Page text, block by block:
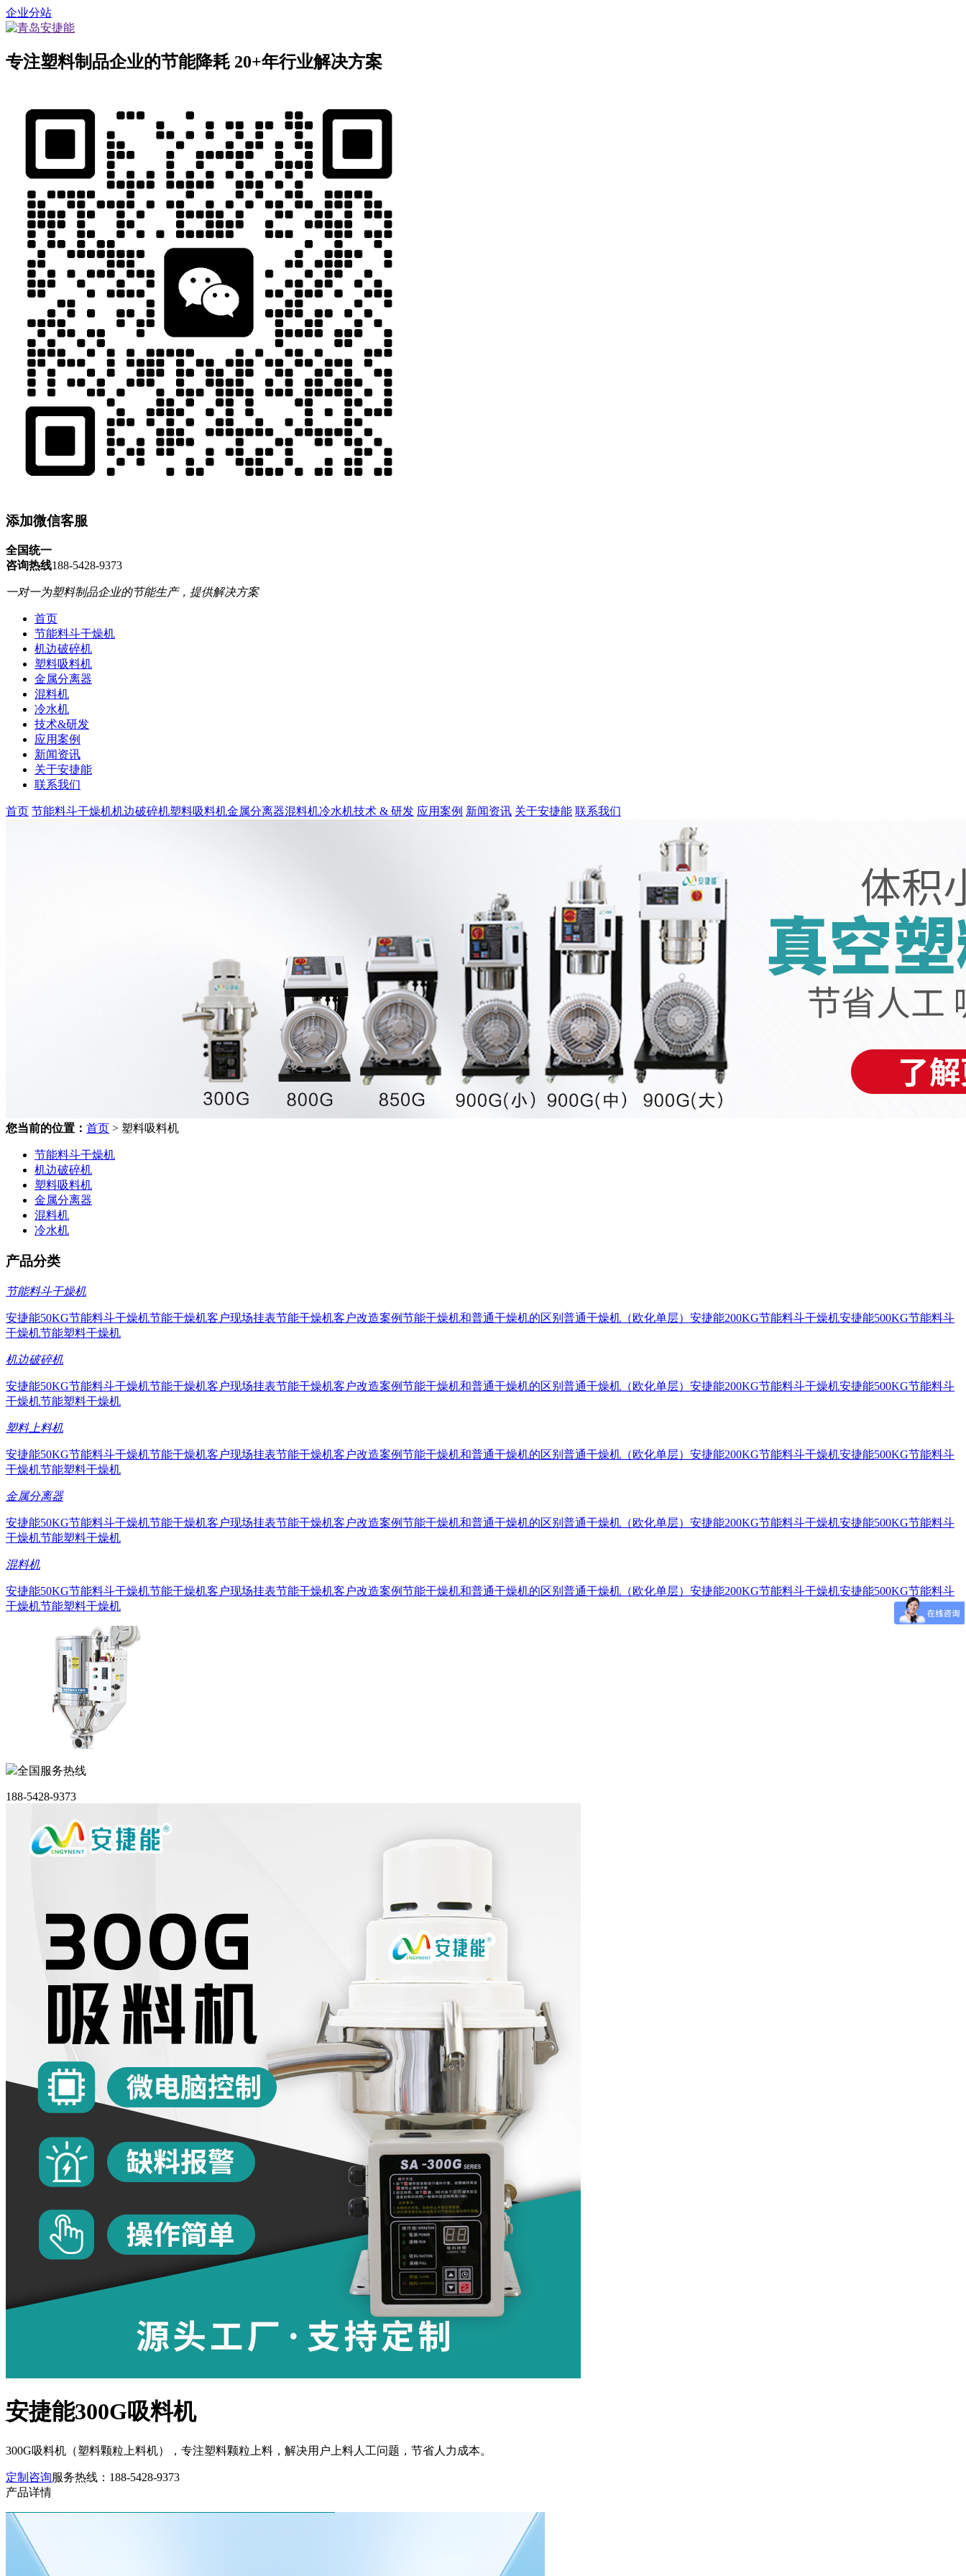
企业分站
专注塑料制品企业的节能降耗 20+年行业解决方案
添加微信客服
全国统一
咨询热线188-5428-9373
一对一为塑料制品企业的节能生产，提供解决方案
首页
节能料斗干燥机
机边破碎机
塑料吸料机
金属分离器
混料机
冷水机
技术&研发
应用案例
新闻资讯
关于安捷能
联系我们
首页 节能料斗干燥机机边破碎机塑料吸料机金属分离器混料机冷水机技术 & 研发 应用案例 新闻资讯 关于安捷能 联系我们
您当前的位置： 首页 > 塑料吸料机
节能料斗干燥机
机边破碎机
塑料吸料机
金属分离器
混料机
冷水机
产品分类
节能料斗干燥机
安捷能50KG节能料斗干燥机节能干燥机客户现场挂表节能干燥机客户改造案例节能干燥机和普通干燥机的区别 普通干燥机（欧化单层） 安捷能200KG节能料斗干燥机安捷能500KG节能料斗
干燥机节能塑料干燥机
机边破碎机
安捷能50KG节能料斗干燥机节能干燥机客户现场挂表节能干燥机客户改造案例节能干燥机和普通干燥机的区别 普通干燥机（欧化单层） 安捷能200KG节能料斗干燥机安捷能500KG节能料斗
干燥机节能塑料干燥机
塑料上料机
安捷能50KG节能料斗干燥机节能干燥机客户现场挂表节能干燥机客户改造案例节能干燥机和普通干燥机的区别 普通干燥机（欧化单层） 安捷能200KG节能料斗干燥机安捷能500KG节能料斗
干燥机节能塑料干燥机
金属分离器
安捷能50KG节能料斗干燥机节能干燥机客户现场挂表节能干燥机客户改造案例节能干燥机和普通干燥机的区别 普通干燥机（欧化单层） 安捷能200KG节能料斗干燥机安捷能500KG节能料斗
干燥机节能塑料干燥机
混料机
安捷能50KG节能料斗干燥机节能干燥机客户现场挂表节能干燥机客户改造案例节能干燥机和普通干燥机的区别 普通干燥机（欧化单层） 安捷能200KG节能料斗干燥机安捷能500KG节能料斗
干燥机节能塑料干燥机
全国服务热线
188-5428-9373
安捷能300G吸料机
300G吸料机（塑料颗粒上料机），专注塑料颗粒上料，解决用户上料人工问题，节省人力成本。
定制咨询服务热线： 188-5428-9373
产品详情